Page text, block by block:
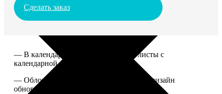
Сделать заказ
— В календаре 13 листов: обложка+листы с
календарной сеткой.
— Обложка для календаря стандартная, дизайн
обновляем каждый год.